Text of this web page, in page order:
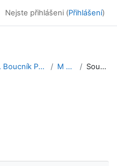
Nejste přihlášeni (Přihlášení)
RNDr. Boucník Pavel M 3.A Souhrn